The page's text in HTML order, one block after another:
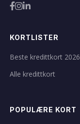
KORTLISTER
Beste kredittkort 2026
Alle kredittkort
POPULÆRE KORT